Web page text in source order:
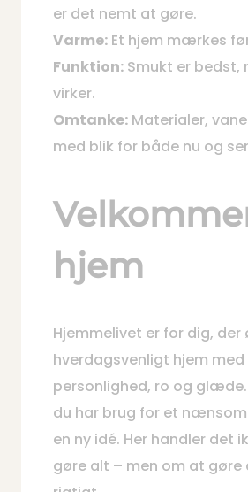
er det nemt at gøre.
Varme: Et hjem mærkes
Funktion: Smukt er bedst,
virker.
Omtanke: Materialer,
med blik for både nu og
hjem
Hjemmelivet er for dig, der
hverdagsvenligt hjem
personlighed, ro og
du har brug for et
en ny idé. Her handler det
gøre alt – men om at gøre